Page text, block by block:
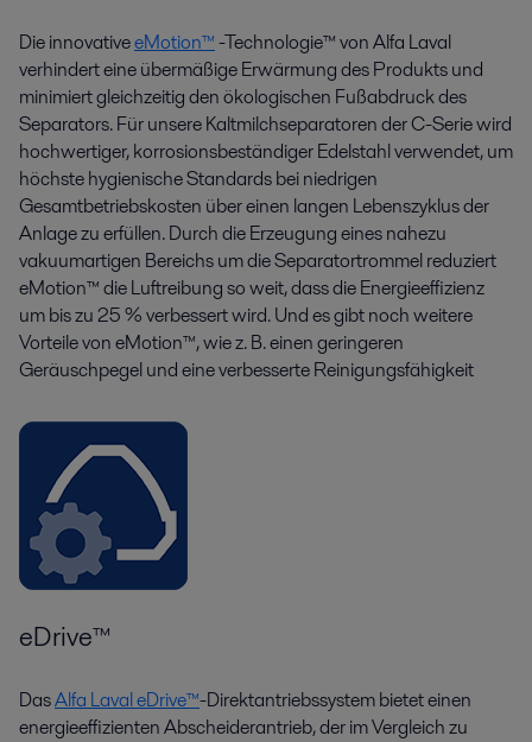
Die innovativeeMotion™-Technologie™ von Alfa Laval
verhindert eine übermäßige Erwärmung des Produkts und
minimiert gleichzeitig den ökologischen Fußabdruck des
Separators. Für unsere Kaltmilchseparatoren der C-Serie wird
hochwertiger, korrosionsbeständiger Edelstahl verwendet, um
höchste hygienische Standards bei niedrigen
Gesamtbetriebskosten über einen langen Lebenszyklus der
Anlage zu erfüllen. Durch die Erzeugung eines nahezu
vakuumartigen Bereichs um die Separatortrommel reduziert
eMotion™ die Luftreibung so weit, dass die Energieeffizienz
um bis zu 25 % verbessert wird. Und es gibt noch weitere
Vorteile von eMotion™, wie z. B. einen geringeren
Geräuschpegel und eine verbesserte Reinigungsfähigkeit
eDrive™
DasAlfa Laval eDrive™-Direktantriebssystem bietet einen
energieeffizienten Abscheiderantrieb, der im Vergleich zu